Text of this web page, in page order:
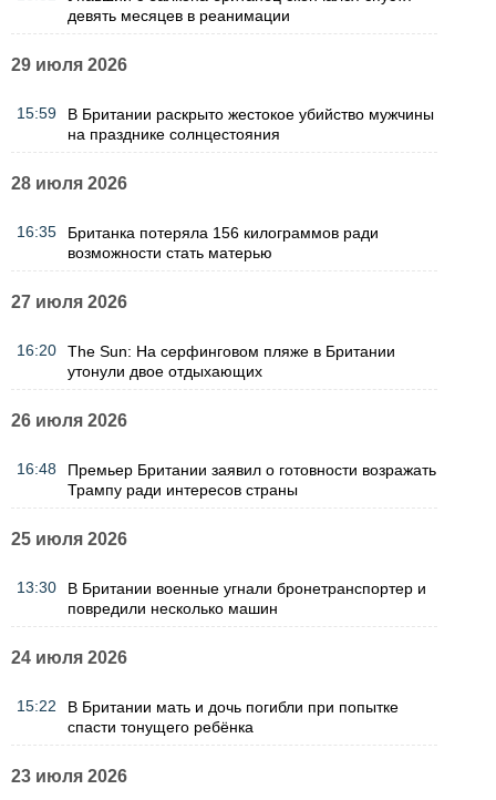
девять месяцев в реанимации
29 июля 2026
15:59
В Британии раскрыто жестокое убийство мужчины
на празднике солнцестояния
28 июля 2026
16:35
Британка потеряла 156 килограммов ради
возможности стать матерью
27 июля 2026
16:20
The Sun: На серфинговом пляже в Британии
утонули двое отдыхающих
26 июля 2026
16:48
Премьер Британии заявил о готовности возражать
Трампу ради интересов страны
25 июля 2026
13:30
В Британии военные угнали бронетранспортер и
повредили несколько машин
24 июля 2026
15:22
В Британии мать и дочь погибли при попытке
спасти тонущего ребёнка
23 июля 2026